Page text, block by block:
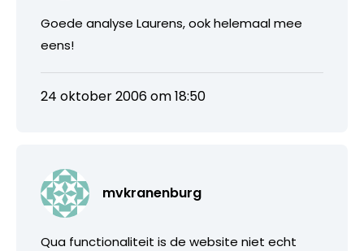
Goede analyse Laurens, ook helemaal mee
eens!
24 oktober 2006 om 18:50
mvkranenburg
Qua functionaliteit is de website niet echt